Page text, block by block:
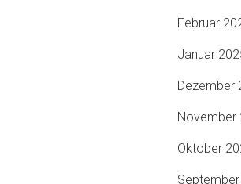
Februar
Januar
Dezember
November
Oktober